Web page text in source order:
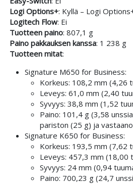
Logi Options+: Kyllä – Logi
Logitech Flow: Ei
Tuotteen paino: 807,1 g
Paino pakkauksen kanssa: 1 238 g
Tuotteen mitat:
Signature M650 for Business:
Korkeus: 108,2 mm (4,26
Leveys: 61,0 mm (2,40
Syvyys: 38,8 mm (1,52
Paino: 101,4 g (3,58
pariston (25 g) ja
Signature K650 for Business:
Korkeus: 193,5 mm (7,62
Leveys: 457,3 mm (18,00
Syvyys: 24 mm (0,94
Paino: 700,23 g (24,7